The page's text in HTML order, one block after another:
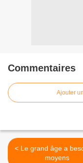
Commentaires
Ajouter
< Le grand âge a besoin de
moyens